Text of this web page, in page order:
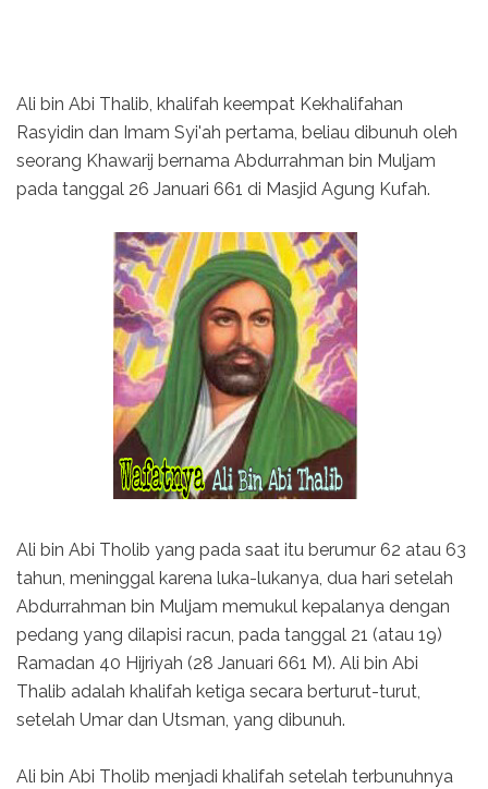
Ali bin Abi Thalib, khalifah keempat Kekhalifahan
Rasyidin dan Imam Syi'ah pertama, beliau dibunuh oleh
seorang Khawarij bernama Abdurrahman bin Muljam
pada tanggal 26 Januari 661 di Masjid Agung Kufah.
Ali bin Abi Tholib yang pada saat itu berumur 62 atau 63
tahun, meninggal karena luka-lukanya, dua hari setelah
Abdurrahman bin Muljam memukul kepalanya dengan
pedang yang dilapisi racun, pada tanggal 21 (atau 19)
Ramadan 40 Hijriyah (28 Januari 661 M). Ali bin Abi
Thalib adalah khalifah ketiga secara berturut-turut,
setelah Umar dan Utsman, yang dibunuh.
Ali bin Abi Tholib menjadi khalifah setelah terbunuhnya